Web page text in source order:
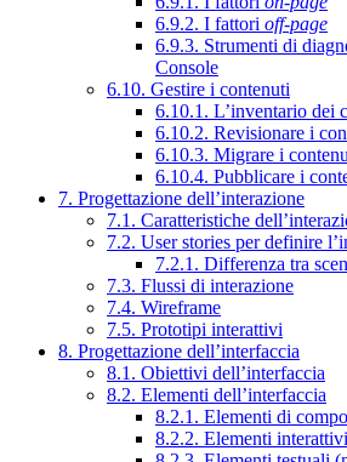
6.9.2. I fattori off-page
6.9.3. Strumenti di
Console
6.10. Gestire i contenuti
6.10.1. L’inventario dei
6.10.2. Revisionare i
6.10.3. Migrare i
6.10.4. Pubblicare i
7. Progettazione dell’interazione
7.1. Caratteristiche
7.2. User stories per definire
7.2.1. Differenza tra
7.3. Flussi di interazione
7.4. Wireframe
7.5. Prototipi interattivi
8. Progettazione dell’interfaccia
8.1. Obiettivi dell’interfaccia
8.2. Elementi dell’interfaccia
8.2.1. Elementi di
8.2.2. Elementi interattivi